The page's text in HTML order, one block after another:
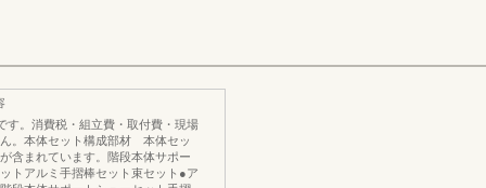
す。消費税・組立費・取付費・現場
。本体セット構成部材 本体セッ
含まれています。階段本体サポー
トアルミ手摺棒セット束セット●ア